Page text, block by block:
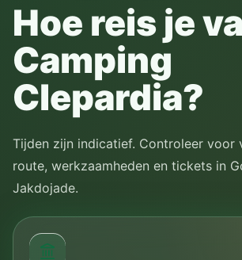
Hoe reis je
Camping
Clepardia?
Tijden zijn indicatief. Controleer voor
route, werkzaamheden en tickets in
Jakdojade.